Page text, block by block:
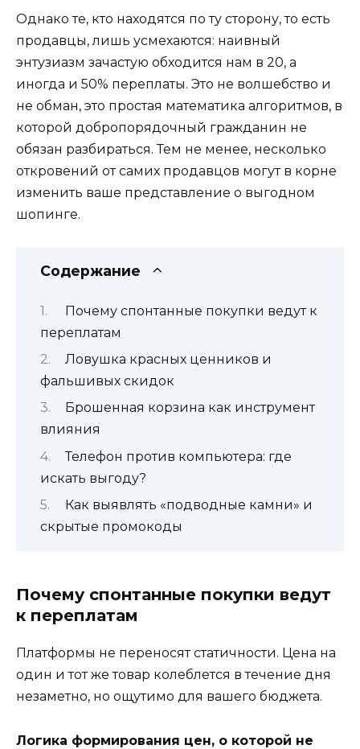
Однако те, кто находятся по ту сторону, то есть
продавцы, лишь усмехаются: наивный
энтузиазм зачастую обходится нам в 20, а
иногда и 50% переплаты. Это не волшебство и
не обман, это простая математика алгоритмов, в
которой добропорядочный гражданин не
обязан разбираться. Тем не менее, несколько
откровений от самих продавцов могут в корне
изменить ваше представление о выгодном
шопинге.
Содержание
Почему спонтанные покупки ведут к
переплатам
Ловушка красных ценников и
фальшивых скидок
Брошенная корзина как инструмент
влияния
Телефон против компьютера: где
искать выгоду?
Как выявлять «подводные камни» и
скрытые промокоды
Почему спонтанные покупки ведут
к переплатам
Платформы не переносят статичности. Цена на
один и тот же товар колеблется в течение дня
незаметно, но ощутимо для вашего бюджета.
Логика формирования цен, о которой не